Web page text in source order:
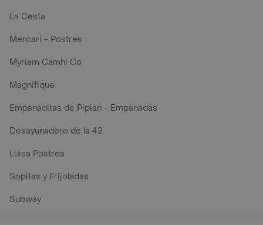
La Cesta
Mercari - Postres
Myriam Camhi Co
Magnifique
Empanaditas de Pipian - Empanadas
Desayunadero de la 42
Luisa Postres
Sopitas y Frijoladas
Subway